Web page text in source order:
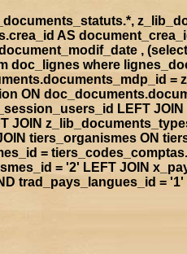
AS
,
doc_lignes where
ON
LEFT
JOIN
tiers_organismes ON
=
= '2' LEFT JOIN
trad_pays_langues_id =